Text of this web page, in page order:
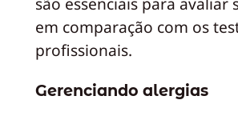
em comparação com os
profissionais.
Gerenciando alergias